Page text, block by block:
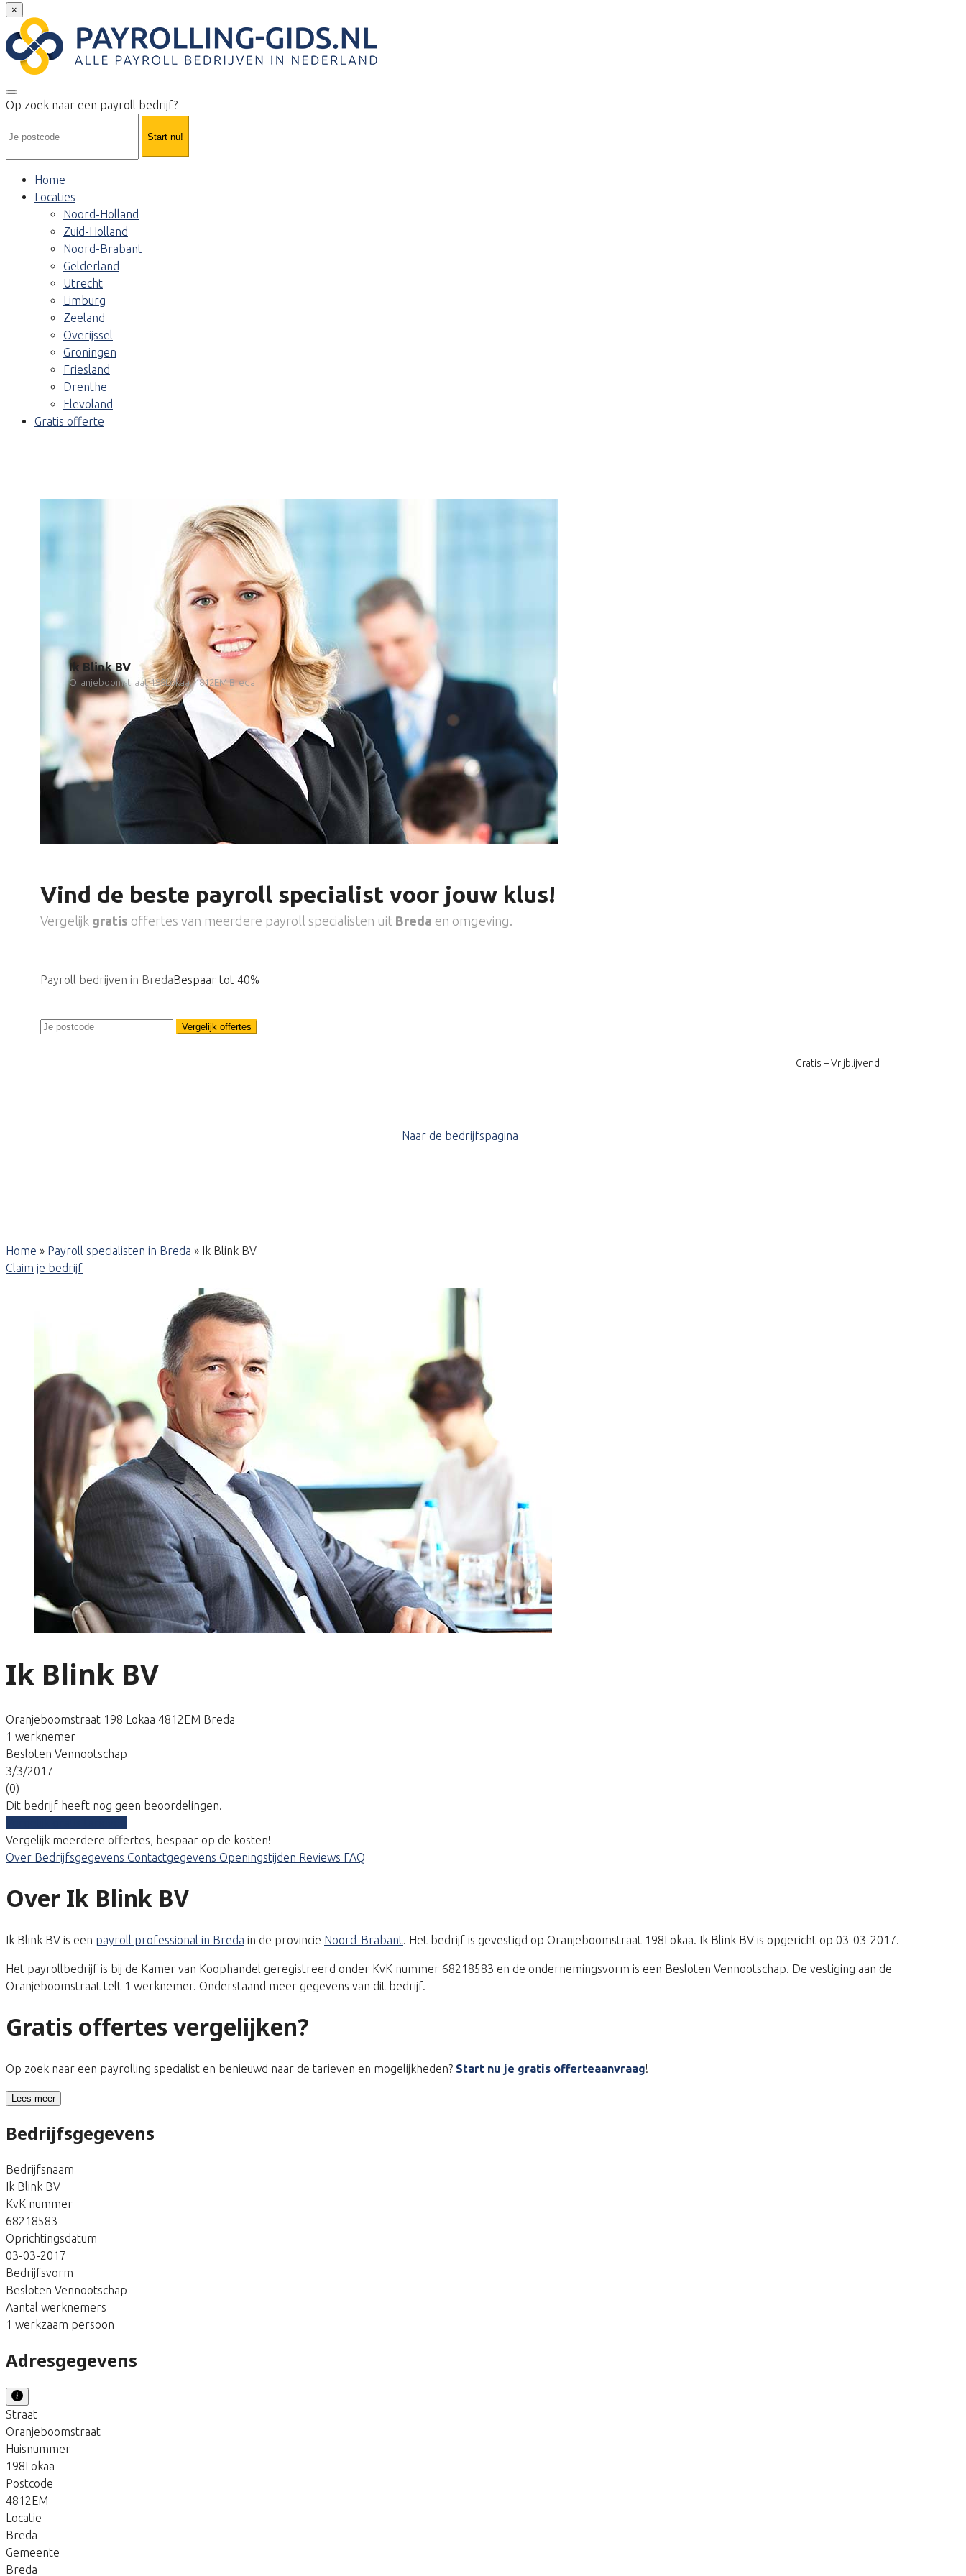
×
Op zoek naar een payroll bedrijf?
Start nu!
Home
Locaties
Noord-Holland
Zuid-Holland
Noord-Brabant
Gelderland
Utrecht
Limburg
Zeeland
Overijssel
Groningen
Friesland
Drenthe
Flevoland
Gratis offerte
Ik Blink BV
Oranjeboomstraat 198Lokaa, 4812EM Breda
Vind de beste payroll specialist voor jouw klus!
Vergelijk gratis offertes van meerdere payroll specialisten uit Breda en omgeving.
Payroll bedrijven in BredaBespaar tot 40%
Vergelijk offertes
Gratis – Vrijblijvend
Naar de bedrijfspagina
Home » Payroll specialisten in Breda » Ik Blink BV
Claim je bedrijf
Ik Blink BV
Oranjeboomstraat 198 Lokaa 4812EM Breda
1 werknemer
Besloten Vennootschap
3/3/2017
(0)
Dit bedrijf heeft nog geen beoordelingen.
Vergelijk meerdere offertes, bespaar op de kosten!
Over Bedrijfsgegevens Contactgegevens Openingstijden Reviews FAQ
Over Ik Blink BV
Ik Blink BV is een payroll professional in Breda in de provincie Noord-Brabant. Het bedrijf is gevestigd op Oranjeboomstraat 198Lokaa. Ik Blink BV is opgericht op 03-03-2017.
Het payrollbedrijf is bij de Kamer van Koophandel geregistreerd onder KvK nummer 68218583 en de ondernemingsvorm is een Besloten Vennootschap. De vestiging aan de
Oranjeboomstraat telt 1 werknemer. Onderstaand meer gegevens van dit bedrijf.
Gratis offertes vergelijken?
Op zoek naar een payrolling specialist en benieuwd naar de tarieven en mogelijkheden? Start nu je gratis offerteaanvraag!
Lees meer
Bedrijfsgegevens
Bedrijfsnaam
Ik Blink BV
KvK nummer
68218583
Oprichtingsdatum
03-03-2017
Bedrijfsvorm
Besloten Vennootschap
Aantal werknemers
1 werkzaam persoon
Adresgegevens
Straat
Oranjeboomstraat
Huisnummer
198Lokaa
Postcode
4812EM
Locatie
Breda
Gemeente
Breda